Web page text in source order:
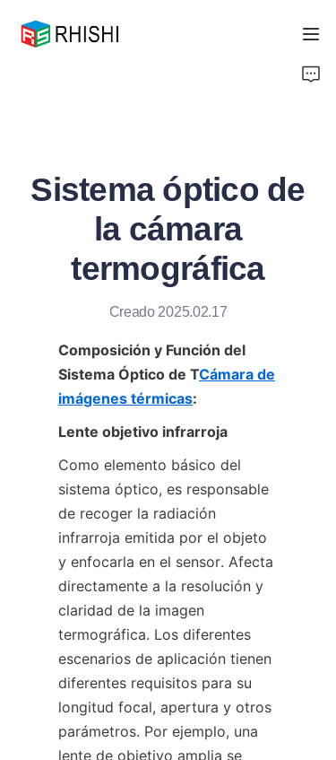
Sistema óptico de
la cámara
termográfica
Creado 2025.02.17
Composición y Función del
Sistema Óptico de TCámara de
imágenes térmicas:
Lente objetivo infrarroja
Como elemento básico del
sistema óptico, es responsable
de recoger la radiación
infrarroja emitida por el objeto
y enfocarla en el sensor. Afecta
directamente a la resolución y
claridad de la imagen
termográfica. Los diferentes
escenarios de aplicación tienen
diferentes requisitos para su
longitud focal, apertura y otros
parámetros. Por ejemplo, una
lente de objetivo amplia se
About Us
Support